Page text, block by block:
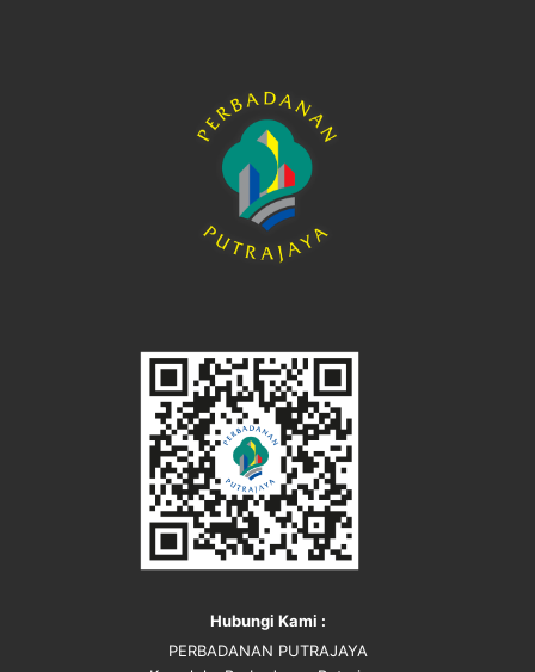
Hubungi Kami :
PERBADANAN PUTRAJAYA